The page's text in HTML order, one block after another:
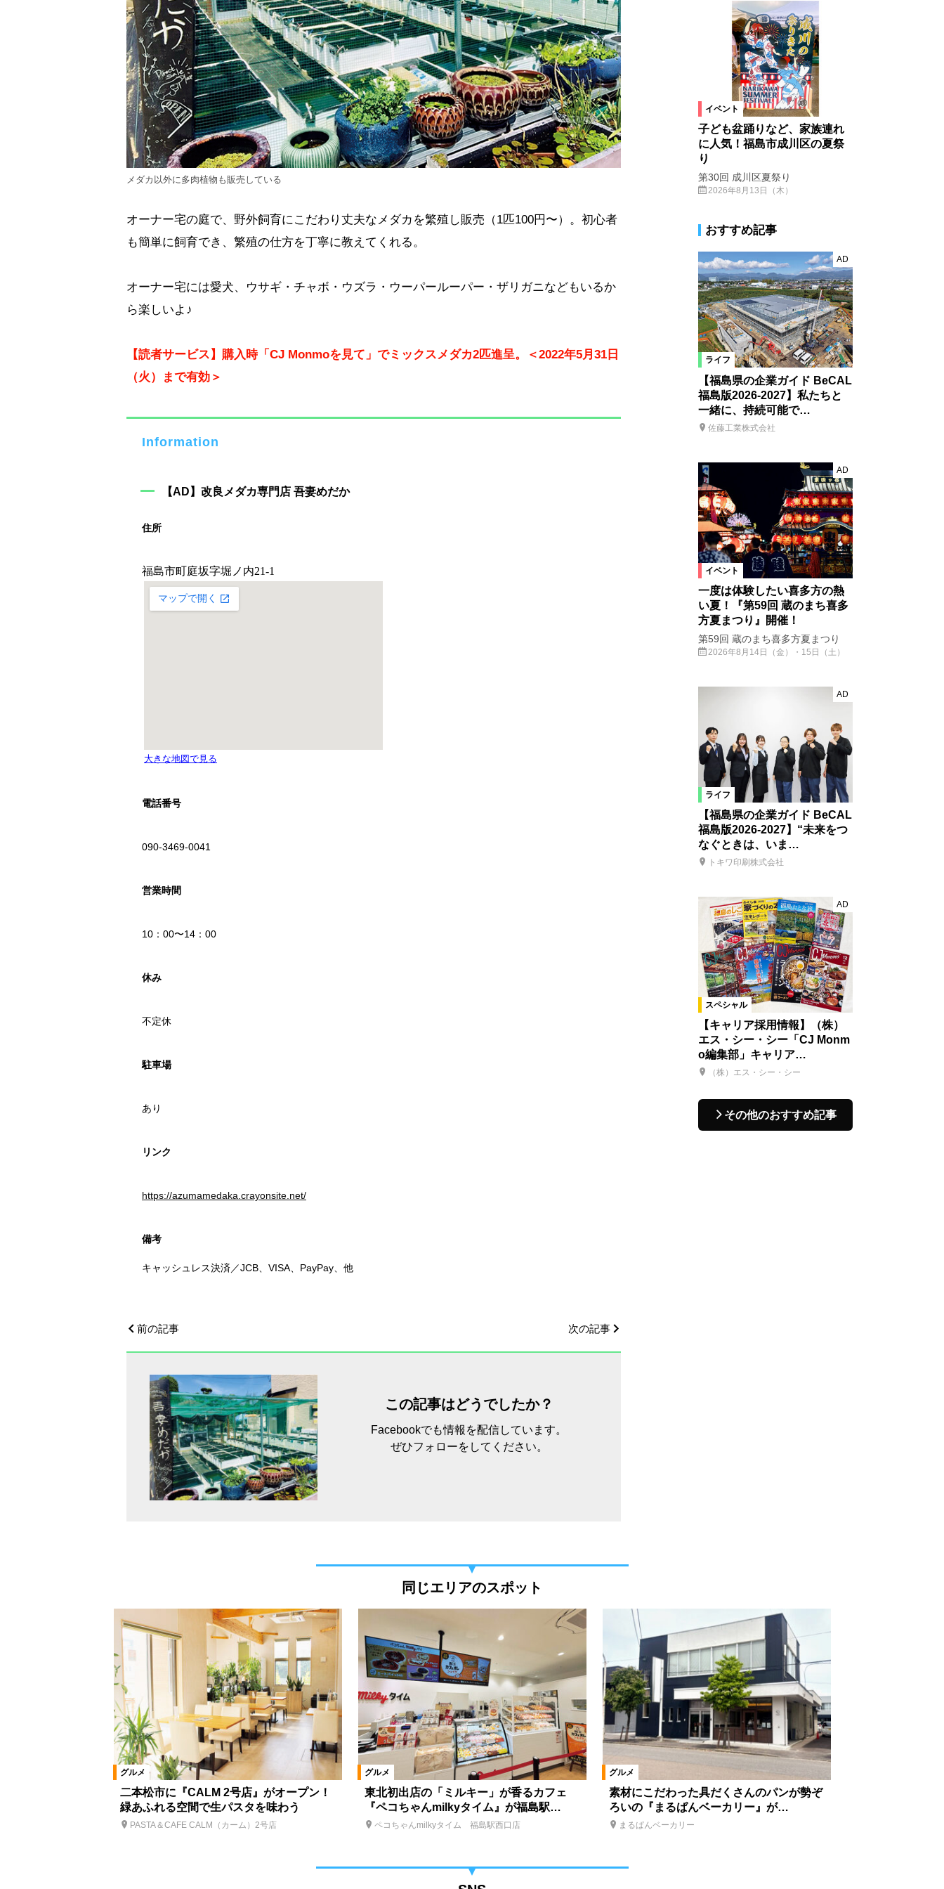
メダカ以外に多肉植物も販売している
オーナー宅の庭で、野外飼育にこだわり丈夫なメダカを繁殖し販売（1匹100円〜）。初心者
も簡単に飼育でき、繁殖の仕方を丁寧に教えてくれる。
オーナー宅には愛犬、ウサギ・チャボ・ウズラ・ウーパールーパー・ザリガニなどもいるか
ら楽しいよ♪
【読者サービス】購入時「CJ Monmoを見て」でミックスメダカ2匹進呈。＜2022年5月31日
（火）まで有効＞
Information
【AD】改良メダカ専門店 吾妻めだか
住所
電話番号
090-3469-0041
営業時間
10：00〜14：00
休み
不定休
駐車場
あり
リンク
https://azumamedaka.crayonsite.net/
備考
キャッシュレス決済／JCB、VISA、PayPay、他
前の記事 次の記事
この記事はどうでしたか？
Facebookでも情報を配信しています。
ぜひフォローをしてください。
イベント
子ども盆踊りなど、家族連れ
に人気！福島市成川区の夏祭
り
第30回 成川区夏祭り
2026年8月13日（木）
おすすめ記事
ライフ
AD
【福島県の企業ガイド BeCAL
福島版2026-2027】私たちと
一緒に、持続可能で…
佐藤工業株式会社
イベント
AD
一度は体験したい喜多方の熱
い夏！『第59回 蔵のまち喜多
方夏まつり』開催！
第59回 蔵のまち喜多方夏まつり
2026年8月14日（金）・15日（土）
ライフ
AD
【福島県の企業ガイド BeCAL
福島版2026-2027】“未来をつ
なぐときは、いま…
トキワ印刷株式会社
スペシャル
AD
【キャリア採用情報】（株）
エス・シー・シー「CJ Monm
o編集部」キャリア…
（株）エス・シー・シー
その他のおすすめ記事
同じエリアのスポット
グルメ
二本松市に『CALM 2号店』がオープン！
緑あふれる空間で生パスタを味わう
PASTA＆CAFE CALM（カーム）2号店
グルメ
東北初出店の「ミルキー」が香るカフェ
『ペコちゃんmilkyタイム』が福島駅…
ペコちゃんmilkyタイム 福島駅西口店
グルメ
素材にこだわった具だくさんのパンが勢ぞ
ろいの『まるぱんベーカリー』が…
まるぱんベーカリー